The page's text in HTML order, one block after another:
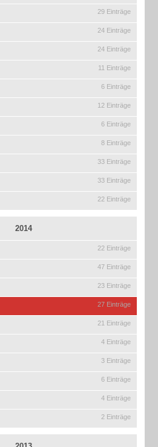
29 Einträge
24 Einträge
24 Einträge
11 Einträge
6 Einträge
12 Einträge
6 Einträge
8 Einträge
33 Einträge
33 Einträge
22 Einträge
2014
22 Einträge
47 Einträge
23 Einträge
27 Einträge
21 Einträge
4 Einträge
3 Einträge
6 Einträge
4 Einträge
2 Einträge